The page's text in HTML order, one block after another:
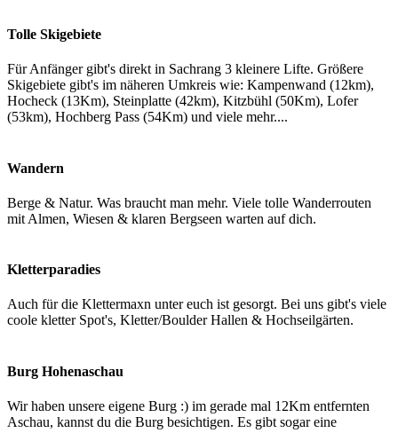
Tolle Skigebiete
Für Anfänger gibt's direkt in Sachrang 3 kleinere Lifte. Größere
Skigebiete gibt's im näheren Umkreis wie: Kampenwand (12km),
Hocheck (13Km), Steinplatte (42km), Kitzbühl (50Km), Lofer
(53km), Hochberg Pass (54Km) und viele mehr....
Wandern
Berge & Natur. Was braucht man mehr. Viele tolle Wanderrouten
mit Almen, Wiesen & klaren Bergseen warten auf dich.
Kletterparadies
Auch für die Klettermaxn unter euch ist gesorgt. Bei uns gibt's viele
coole kletter Spot's, Kletter/Boulder Hallen & Hochseilgärten.
Burg Hohenaschau
Wir haben unsere eigene Burg :) im gerade mal 12Km entfernten
Aschau, kannst du die Burg besichtigen. Es gibt sogar eine